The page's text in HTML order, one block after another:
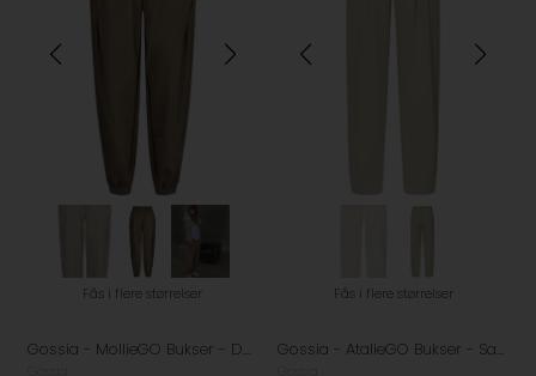
Fås i flere størrelser
Gossia - MollieGO Bukser - Dark Camel
Fås i flere størrelser
Gossia - AtalieGO Bukser - Sand